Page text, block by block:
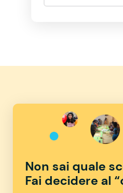
Non sai quale
Fai decidere al